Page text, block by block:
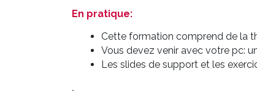
En pratique:
Cette formation comprend de la
Vous devez venir avec votre pc:
Les slides de support et les
.